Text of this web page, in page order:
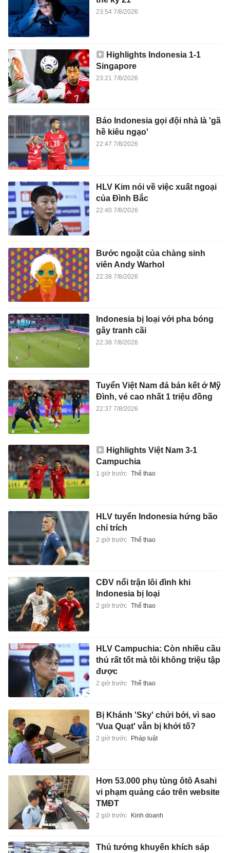
23:54 7/8/2026
Highlights Indonesia 1-1
Singapore
23:21 7/8/2026
Báo Indonesia gọi đội nhà là 'gã
hề kiêu ngạo'
22:47 7/8/2026
HLV Kim nói về việc xuất ngoại
của Đình Bắc
22:40 7/8/2026
Bước ngoặt của chàng sinh
viên Andy Warhol
22:38 7/8/2026
Indonesia bị loại với pha bóng
gây tranh cãi
22:38 7/8/2026
Tuyển Việt Nam đá bán kết ở Mỹ
Đình, vé cao nhất 1 triệu đồng
22:37 7/8/2026
Highlights Việt Nam 3-1
Campuchia
1 giờ trước Thể thao
HLV tuyển Indonesia hứng bão
chỉ trích
2 giờ trước Thể thao
CĐV nổi trận lôi đình khi
Indonesia bị loại
2 giờ trước Thể thao
HLV Campuchia: Còn nhiều cầu
thủ rất tốt mà tôi không triệu tập
được
2 giờ trước Thể thao
Bị Khánh 'Sky' chửi bới, vì sao
'Vua Quạt' vẫn bị khởi tố?
2 giờ trước Pháp luật
Hơn 53.000 phụ tùng ôtô Asahi
vi phạm quảng cáo trên website
TMĐT
2 giờ trước Kinh doanh
Thủ tướng khuyến khích sáp